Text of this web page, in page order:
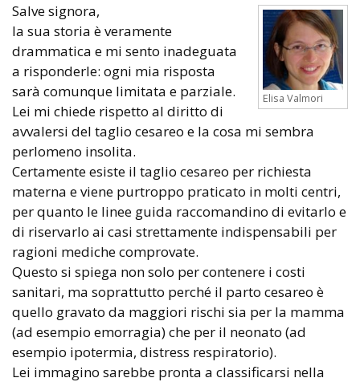
Elisa Valmori
Salve signora,
la sua storia è veramente
drammatica e mi sento inadeguata
a risponderle: ogni mia risposta
sarà comunque limitata e parziale.
Lei mi chiede rispetto al diritto di
avvalersi del taglio cesareo e la cosa mi sembra
perlomeno insolita.
Certamente esiste il taglio cesareo per richiesta
materna e viene purtroppo praticato in molti centri,
per quanto le linee guida raccomandino di evitarlo e
di riservarlo ai casi strettamente indispensabili per
ragioni mediche comprovate.
Questo si spiega non solo per contenere i costi
sanitari, ma soprattutto perché il parto cesareo è
quello gravato da maggiori rischi sia per la mamma
(ad esempio emorragia) che per il neonato (ad
esempio ipotermia, distress respiratorio).
Lei immagino sarebbe pronta a classificarsi nella